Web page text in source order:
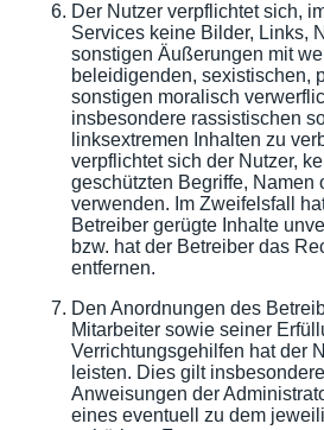
Der Nutzer verpflichtet sich,
Services keine Bilder, Links,
sonstigen Äußerungen mit
beleidigenden, sexistischen,
sonstigen moralisch
insbesondere rassistischen
linksextremen Inhalten zu
verpflichtet sich der Nutzer,
geschützten Begriffe, Namen
verwenden. Im Zweifelsfall
Betreiber gerügte Inhalte
bzw. hat der Betreiber das
entfernen.
Den Anordnungen des
Mitarbeiter sowie seiner
Verrichtungsgehilfen hat der
leisten. Dies gilt
Anweisungen der
eines eventuell zu dem